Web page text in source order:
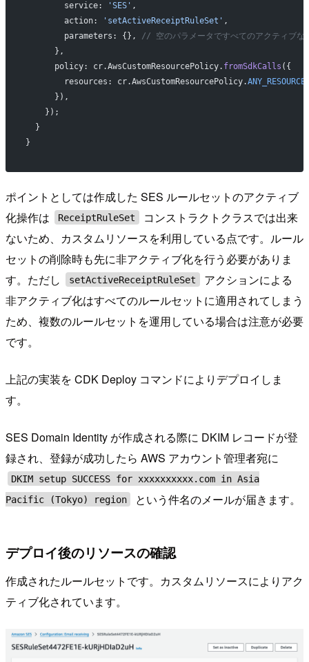
        service:
'SES' ,
        action:
'setActiveReceiptRuleSet' ,
        parameters: {},
// 空のパラメータですべてのアクティブな
      },
      policy: cr.AwsCustomResourcePolicy.
fromSdkCalls ({
        resources: cr.AwsCustomResourcePolicy.
ANY_RESOURCE
      }),
    });
  }
}
ポイントとしては作成した SES ルールセットのアクティブ
化操作は
ReceiptRuleSet
コンストラクトクラスでは出来
ないため、カスタムリソースを利用している点です。ルール
セットの削除時も先に非アクティブ化を行う必要がありま
す。ただし
setActiveReceiptRuleSet
アクションによる
非アクティブ化はすべてのルールセットに適用されてしまう
ため、複数のルールセットを運用している場合は注意が必要
です。
上記の実装を CDK Deploy コマンドによりデプロイしま
す。
SES Domain Identity が作成される際に DKIM レコードが登
録され、登録が成功したら AWS アカウント管理者宛に
DKIM setup SUCCESS for xxxxxxxxxx.com in Asia
Pacific (Tokyo) region
という件名のメールが届きます。
デプロイ後のリソースの確認
作成されたルールセットです。カスタムリソースによりアク
ティブ化されています。